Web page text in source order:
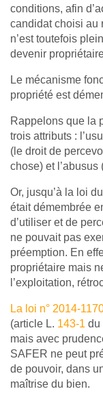
conditions, afin
candidat choisi au
n’est toutefois
devenir
Le mécanisme
propriété est
Rappelons que la
trois attributs :
(le droit de
chose) et
Or, jusqu’à la loi
était démembrée
d’utiliser et de
ne pouvait pas
préemption. En
propriétaire mais
l’exploitation,
La loi n° 2014-
(article L. 143-1 du
mais avec
SAFER ne peut
de pouvoir, dans
maîtrise du bien.